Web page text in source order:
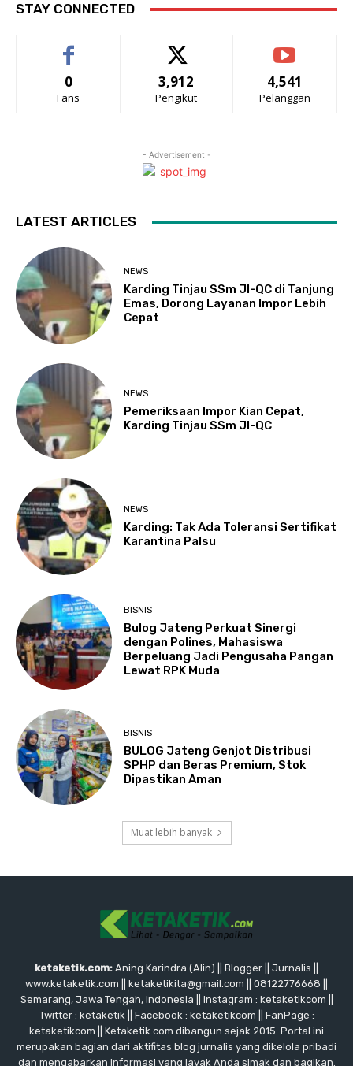
STAY CONNECTED
0
Fans
3,912
Pengikut
4,541
Pelanggan
- Advertisement -
LATEST ARTICLES
NEWS
Karding Tinjau SSm JI-QC di Tanjung
Emas, Dorong Layanan Impor Lebih
Cepat
NEWS
Pemeriksaan Impor Kian Cepat,
Karding Tinjau SSm JI-QC
NEWS
Karding: Tak Ada Toleransi Sertifikat
Karantina Palsu
BISNIS
Bulog Jateng Perkuat Sinergi
dengan Polines, Mahasiswa
Berpeluang Jadi Pengusaha Pangan
Lewat RPK Muda
BISNIS
BULOG Jateng Genjot Distribusi
SPHP dan Beras Premium, Stok
Dipastikan Aman
Muat lebih banyak
ketaketik.com: Aning Karindra (Alin) || Blogger || Jurnalis ||
www.ketaketik.com || ketaketikita@gmail.com || 08122776668 ||
Semarang, Jawa Tengah, Indonesia || Instagram : ketaketikcom ||
Twitter : ketaketik || Facebook : ketaketikcom || FanPage :
ketaketikcom || Ketaketik.com dibangun sejak 2015. Portal ini
merupakan bagian dari aktifitas blog jurnalis yang dikelola pribadi
dan mengabarkan informasi yang layak Anda simak dan bagikan.